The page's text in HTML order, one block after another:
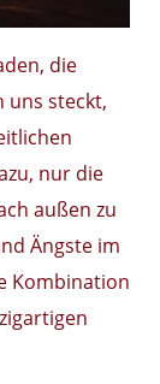
die
uns steckt,
nur die
außen zu
Ängste im
Kombination